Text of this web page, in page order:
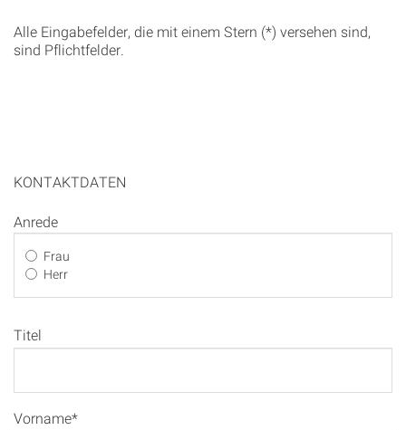
Alle Eingabefelder, die mit einem Stern (*) versehen sind,
sind Pflichtfelder.
KONTAKTDATEN
Anrede
Frau
Herr
Titel
Vorname*